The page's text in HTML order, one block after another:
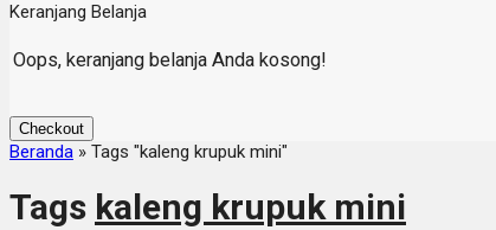
Keranjang Belanja
Oops, keranjang belanja Anda kosong!
Checkout
Beranda » Tags "kaleng krupuk mini"
Tags kaleng krupuk mini